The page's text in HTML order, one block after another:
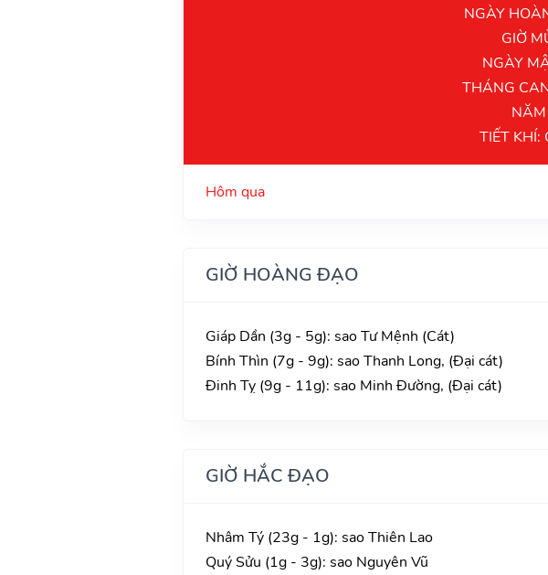
NGÀY
GIỜ
NGÀY
THÁNG
TIẾT KHÍ:
Hôm qua
GIỜ HOÀNG ĐẠO
Giáp Dần (3g - 5g): sao Tư Mệnh (Cát)
Bính Thìn (7g - 9g): sao Thanh Long, (Đại cát)
Đinh Tỵ (9g - 11g): sao Minh Đường, (Đại cát)
GIỜ HẮC ĐẠO
Nhâm Tý (23g - 1g): sao Thiên Lao
Quý Sửu (1g - 3g): sao Nguyên Vũ